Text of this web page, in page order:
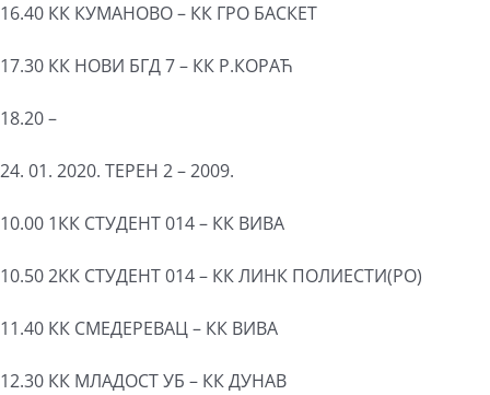
16.40 КК КУМАНОВО – КК ГРО БАСКЕТ
17.30 КК НОВИ БГД 7 – КК Р.КОРАЋ
18.20 –
24. 01. 2020. ТЕРЕН 2 – 2009.
10.00 1КК СТУДЕНТ 014 – КК ВИВА
10.50 2КК СТУДЕНТ 014 – КК ЛИНК ПОЛИЕСТИ(РО)
11.40 КК СМЕДЕРЕВАЦ – КК ВИВА
12.30 КК МЛАДОСТ УБ – КК ДУНАВ